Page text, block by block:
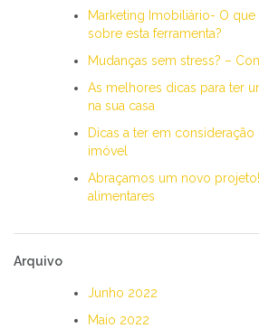
Marketing Imobiliário- O
sobre esta ferramenta?
Mudanças sem stress? –
As melhores dicas para ter
na sua casa
Dicas a ter em
imóvel
Abraçamos um novo
alimentares
Arquivo
Junho 2022
Maio 2022